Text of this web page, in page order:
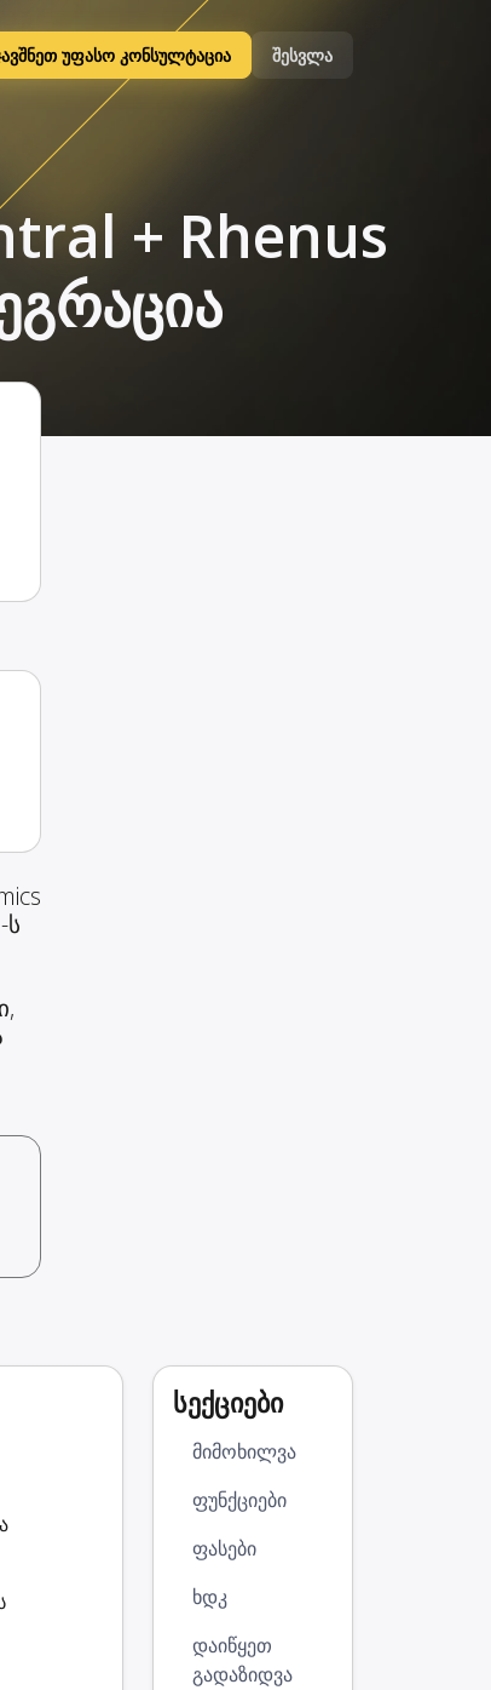
უფასო კონსულტაცია შესვლა
+ Rhenus
ს
სექციები
მიმოხილვა
ფუნქციები
ფასები
ხდკ
დაიწყეთ
გადაზიდვა